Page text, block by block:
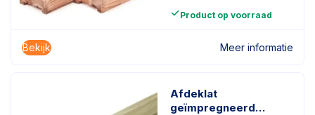
Product op voorraad
Bekijk Meer informatie
Afdeklat
geïmpregneerd